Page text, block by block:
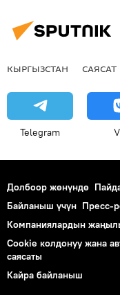
КЫРГЫЗСТАН САЯСАТ
Telegram
Долбоор жөнүндө
Байланыш үчүн Пресс-
Компаниялардын
Cookie колдонуу жана
саясаты
Кайра байланыш